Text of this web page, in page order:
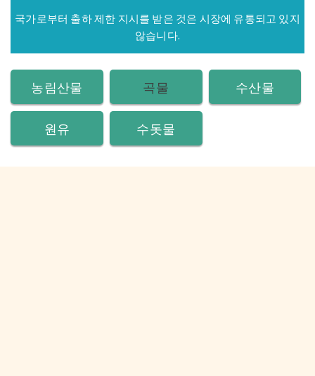
국가로부터 출하 제한 지시를 받은 것은 시장에 유통되고 있지
않습니다.
농림산물 곡물 수산물
원유 수돗물